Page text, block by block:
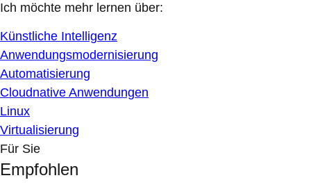
Ich möchte mehr lernen über:
Künstliche Intelligenz
Anwendungsmodernisierung
Automatisierung
Cloudnative Anwendungen
Linux
Virtualisierung
Für Sie
Empfohlen